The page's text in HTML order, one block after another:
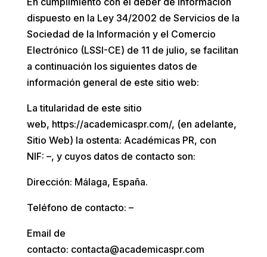
dispuesto en la Ley 34/2002 de Servicios de la
Sociedad de la Información y el Comercio
Electrónico (LSSI-CE) de 11 de julio, se facilitan
a continuación los siguientes datos de
información general de este sitio web:
La titularidad de este sitio
web, https://academicaspr.com/, (en adelante,
Sitio Web) la ostenta: Académicas PR, con
NIF: –, y cuyos datos de contacto son:
Dirección: Málaga, España.
Teléfono de contacto: –
Email de
contacto: contacta@academicaspr.com